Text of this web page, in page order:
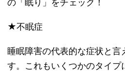
の「眠り」をチェック！
★不眠症
睡眠障害の代表的な症状と言
す。これもいくつかのタイプ